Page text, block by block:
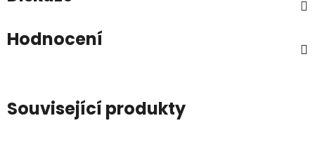
Hodnocení
Související produkty